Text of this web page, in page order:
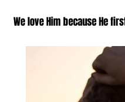
We love Him because He